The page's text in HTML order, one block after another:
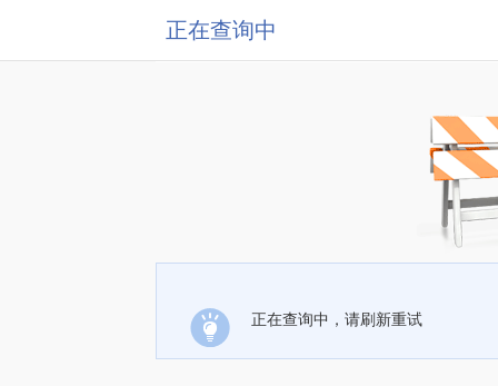
正在查询中
正在查询中，请刷新重试